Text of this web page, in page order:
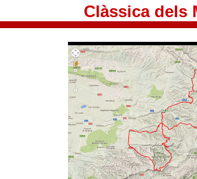
Clàssica dels